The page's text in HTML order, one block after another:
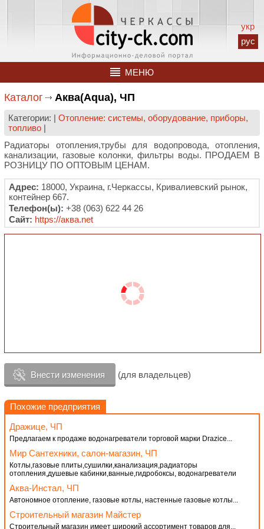
укр
рус
МЕНЮ
Каталог Аква(Аqua), ЧП
Категории: | Отопление: системы, оборудование, приборы,
топливо |
Радиаторы отопления,трубы для водопровода, отопления,
канализации, газовые колонки, фильтры воды. ПРОДАЕМ В
РОЗНИЦУ ПО ОПТОВЫМ ЦЕНАМ.
Адрес: 18000, Украина, г.Черкассы, Кривалиевский рынок,
контейнер 667.
Телефон(ы): +38 (063) 622 44 26
Сайт: https://аква.net
Внести изменения (для владельцев)
Похожие предприятия
Дражице, ЧП
Предлагаем к продаже водонагреватели торговой марки Drazice...
Мир Сантехники, салон-магазин, ЧП
Котлы,газовые плиты,сушилки,канализация,радиаторы
отопления,душевые кабинки,ванные,гидробоксы, водонагреватели
Аква-Инстал, ЧП
Автономное отопление, газовые котлы, настенные газовые котлы...
Строительный магазин Майстер
Строительный магазин имеет широкий ассортимент товаров для...